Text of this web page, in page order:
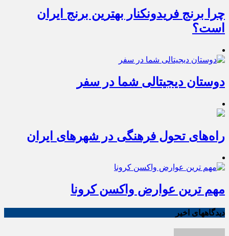
چرا برنج فریدونکنار بهترین برنج ایران
است؟
دوستان دیجیتالی شما در سفر
راه‌های تحول فرهنگی در شهرهای ایران
مهم ترین عوارض واکسن کرونا
دیدگاههای اخیر